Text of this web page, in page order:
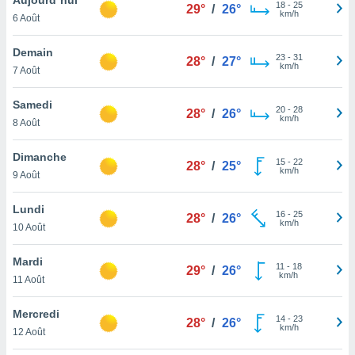
et
»,
au
vous
qu'ils
ou
le
ainsi
un
la
du
6 Août
29° / 26° 18- 25
km/h
Demain
7 Août
28° / 27° 23- 31
km/h
Samedi
8 Août
28° / 26° 20- 28
km/h
Dimanche
9 Août
28° / 25° 15- 22
km/h
Lundi
10 Août
28° / 26° 16- 25
km/h
Mardi
11 Août
29° / 26° 11 - 18
km/h
Mercredi
12 Août
28° / 26° 14- 23
km/h